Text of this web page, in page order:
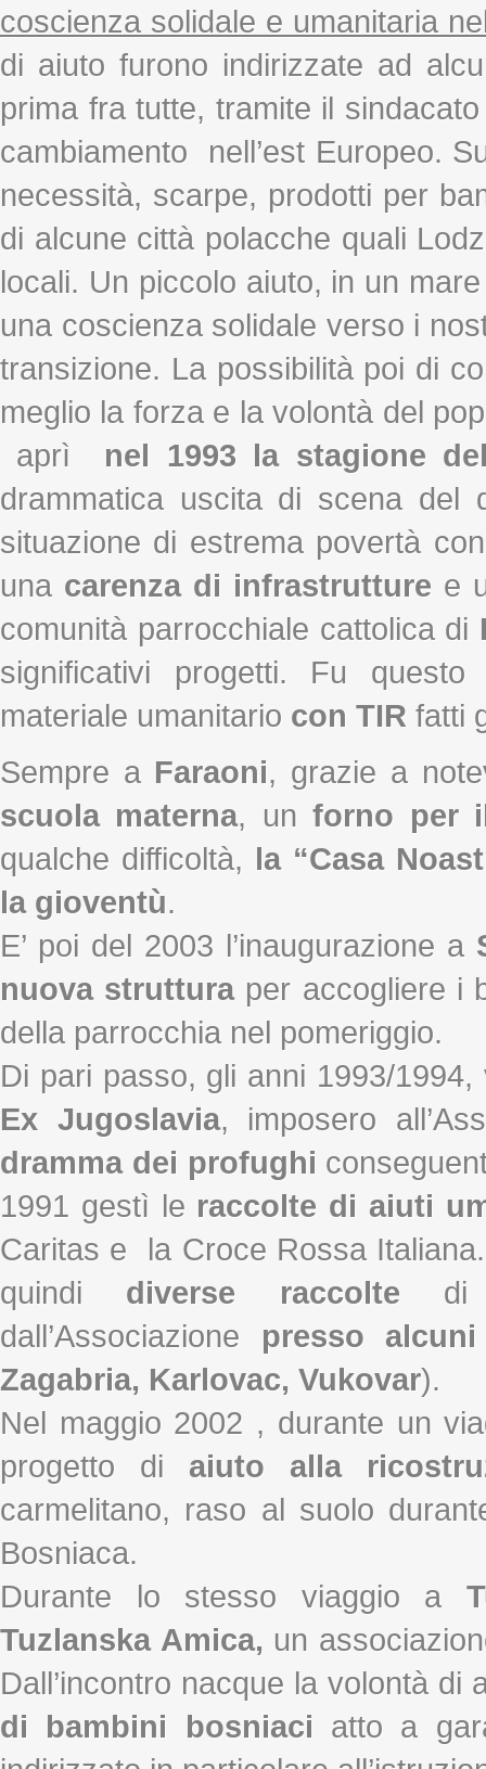
coscienza solidale e umanitaria
di aiuto furono indirizzate ad
prima fra tutte, tramite il
cambiamento nell’est Europeo.
necessità, scarpe, prodotti per
di alcune città polacche quali
locali. Un piccolo aiuto, in un
una coscienza solidale verso i
transizione. La possibilità poi di
meglio la forza e la volontà del
aprì nel 1993 la stagione
drammatica uscita di scena del
situazione di estrema povertà
una carenza di infrastrutture e
comunità parrocchiale cattolica di
significativi progetti. Fu
materiale umanitario con TIR fatti
Sempre a Faraoni, grazie a
scuola materna, unforno per
qualche difficoltà, la “Casa
la gioventù.
E’ poi del 2003 l’inaugurazione a
nuova strutturaper accogliere i
della parrocchia nel pomeriggio.
Di pari passo, gli anni 1993/
Ex Jugoslavia, imposero
dramma dei profughi
1991 gestì le raccolte di aiuti
Caritas e la Croce Rossa
quindi diverse raccolte di
dall’Associazione presso
Zagabria, Karlovac, Vukovar).
Nel maggio 2002 , durante un
progetto di aiuto alla
carmelitano, raso al suolo
Bosniaca.
Durante lo stesso viaggio a
Tuzlanska Amica, un
Dall’incontro nacque la volontà
di bambini bosniaci atto a